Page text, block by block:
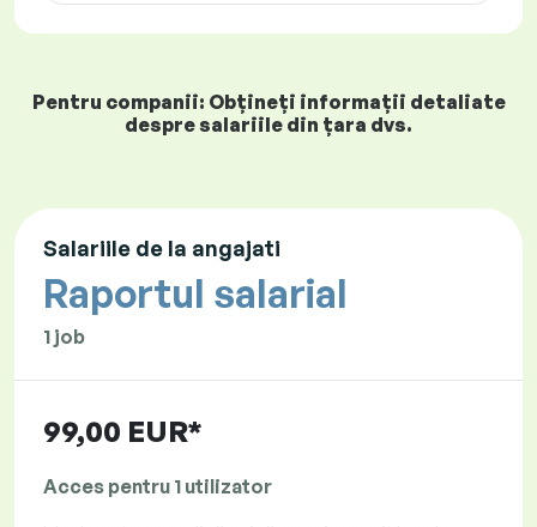
Pentru companii: Obțineți informații detaliate
despre salariile din țara dvs.
Salariile de la angajati
Raportul salarial
1 job
99,00 EUR*
Acces pentru 1 utilizator